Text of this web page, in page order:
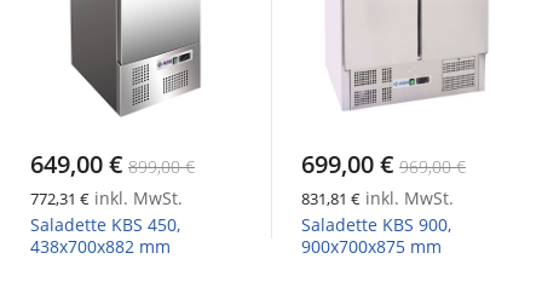
649,00 € 899,00 €
772,31 € inkl. MwSt.
Saladette KBS 450,
438x700x882 mm
699,00 € 969,00 €
831,81 € inkl. MwSt.
Saladette KBS 900,
900x700x875 mm